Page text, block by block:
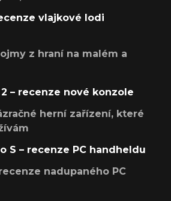
vlajkové lodi
z hraní na malém a
– recenze nové konzole
herní zařízení, které
S – recenze PC handheldu
nadupaného PC